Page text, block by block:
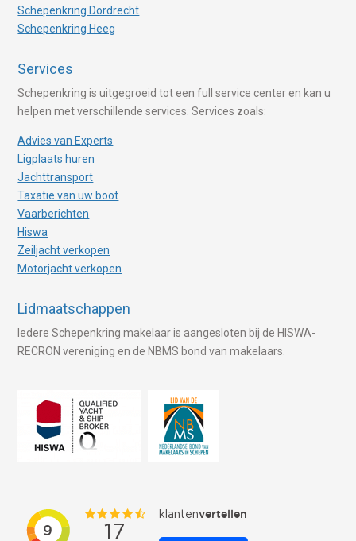
Schepenkring Dordrecht
Schepenkring Heeg
Services
Schepenkring is uitgegroeid tot een full service center en kan u
helpen met verschillende services. Services zoals:
Advies van Experts
Ligplaats huren
Jachttransport
Taxatie van uw boot
Vaarberichten
Hiswa
Zeiljacht verkopen
Motorjacht verkopen
Lidmaatschappen
Iedere Schepenkring makelaar is aangesloten bij de HISWA-
RECRON vereniging en de NBMS bond van makelaars.